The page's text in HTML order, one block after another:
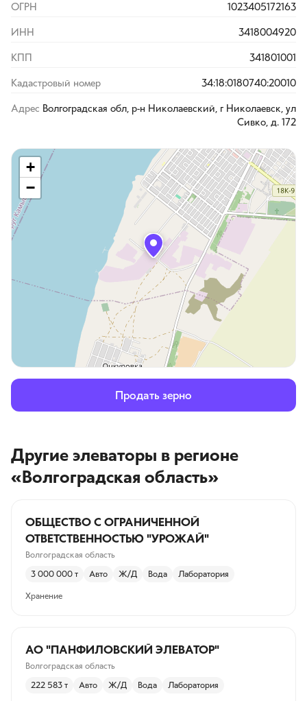
ОГРН 1023405172163
ИНН 3418004920
КПП 341801001
Кадастровый номер 34:18:0180740:20010
Адрес Волгоградская обл, р-н Николаевский, г Николаевск, ул
Сивко, д. 172
+
−
Продать зерно
Другие элеваторы в регионе
«Волгоградская область»
ОБЩЕСТВО С ОГРАНИЧЕННОЙ
ОТВЕТСТВЕННОСТЬЮ "УРОЖАЙ"
Волгоградская область
3 000 000 т Авто Ж/Д Вода Лаборатория
Хранение
АО "ПАНФИЛОВСКИЙ ЭЛЕВАТОР"
Волгоградская область
222 583 т Авто Ж/Д Вода Лаборатория